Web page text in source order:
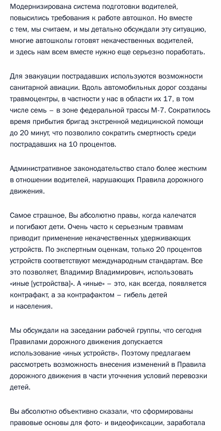
Модернизирована система подготовки водителей,
повысились требования к работе автошкол. Но вместе
с тем, мы считаем, и мы детально обсуждали эту ситуацию,
многие автошколы готовят некачественных водителей,
и здесь нам всем вместе нужно еще серьезно поработать.
Для эвакуации пострадавших используются возможности
санитарной авиации. Вдоль автомобильных дорог созданы
травмоцентры, в частности у нас в области их 17, в том
числе семь – в зоне федеральной трассы М-7. Сократилось
время прибытия бригад экстренной медицинской помощи
до 20 минут, что позволило сократить смертность среди
пострадавших на 10 процентов.
Административное законодательство стало более жестким
в отношении водителей, нарушающих Правила дорожного
движения.
Самое страшное, Вы абсолютно правы, когда калечатся
и погибают дети. Очень часто к серьезным травмам
приводит применение некачественных удерживающих
устройств. По экспертным оценкам, только 20 процентов
устройств соответствуют международным стандартам. Все
это позволяет, Владимир Владимирович, использовать
«иные [устройства]». А «иные» – это, как всегда, появляется
контрафакт, а за контрафактом – гибель детей
и населения.
Мы обсуждали на заседании рабочей группы, что сегодня
Правилами дорожного движения допускается
использование «иных устройств». Поэтому предлагаем
рассмотреть возможность внесения изменений в Правила
дорожного движения в части уточнения условий перевозки
детей.
Вы абсолютно объективно сказали, что сформированы
правовые основы для фото- и видеофиксации, заработала